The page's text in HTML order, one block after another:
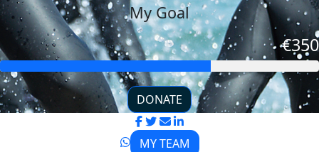
My Goal
€350
DONATE
MY TEAM